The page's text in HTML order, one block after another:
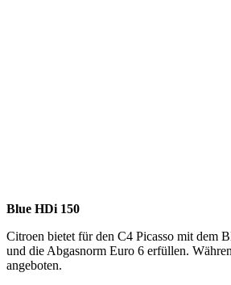
Blue HDi 150
Citroen bietet für den C4 Picasso mit dem
und die Abgasnorm Euro 6 erfüllen.
angeboten.